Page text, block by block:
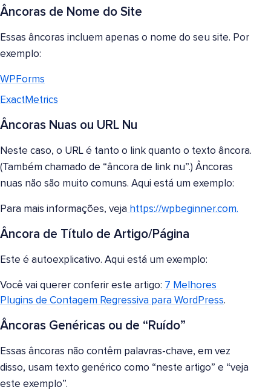
Âncoras de Nome do Site
Essas âncoras incluem apenas o nome do seu site. Por
exemplo:
WPForms
ExactMetrics
Âncoras Nuas ou URL Nu
Neste caso, o URL é tanto o link quanto o texto âncora.
(Também chamado de “âncora de link nu”.) Âncoras
nuas não são muito comuns. Aqui está um exemplo:
Para mais informações, veja https://wpbeginner.com.
Âncora de Título de Artigo/Página
Este é autoexplicativo. Aqui está um exemplo:
Você vai querer conferir este artigo: 7 Melhores
Plugins de Contagem Regressiva para WordPress.
Âncoras Genéricas ou de “Ruído”
Essas âncoras não contêm palavras-chave, em vez
disso, usam texto genérico como “neste artigo” e “veja
este exemplo”.